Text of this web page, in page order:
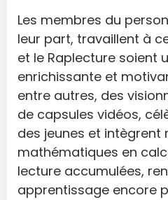
Les membres du
leur part, travaillent à
et le Raplecture soient
enrichissante et
entre autres, des
de capsules vidéos,
des jeunes et intègrent
mathématiques en
lecture accumulées,
apprentissage encore